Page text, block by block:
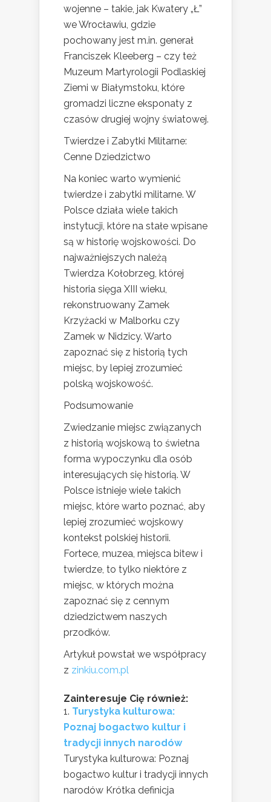
wojenne – takie, jak Kwatery „Ł”
we Wrocławiu, gdzie
pochowany jest m.in. generał
Franciszek Kleeberg – czy też
Muzeum Martyrologii Podlaskiej
Ziemi w Białymstoku, które
gromadzi liczne eksponaty z
czasów drugiej wojny światowej.
Twierdze i Zabytki Militarne:
Cenne Dziedzictwo
Na koniec warto wymienić
twierdze i zabytki militarne. W
Polsce działa wiele takich
instytucji, które na stałe wpisane
są w historię wojskowości. Do
najważniejszych należą
Twierdza Kołobrzeg, której
historia sięga XIII wieku,
rekonstruowany Zamek
Krzyżacki w Malborku czy
Zamek w Nidzicy. Warto
zapoznać się z historią tych
miejsc, by lepiej zrozumieć
polską wojskowość.
Podsumowanie
Zwiedzanie miejsc związanych
z historią wojskową to świetna
forma wypoczynku dla osób
interesujących się historią. W
Polsce istnieje wiele takich
miejsc, które warto poznać, aby
lepiej zrozumieć wojskowy
kontekst polskiej historii.
Fortece, muzea, miejsca bitew i
twierdze, to tylko niektóre z
miejsc, w których można
zapoznać się z cennym
dziedzictwem naszych
przodków.
Artykuł powstał we współpracy
z zinkiu.com.pl
Zainteresuje Cię również:
Turystyka kulturowa:
Poznaj bogactwo kultur i
tradycji innych narodów
Turystyka kulturowa: Poznaj
bogactwo kultur i tradycji innych
narodów Krótka definicja